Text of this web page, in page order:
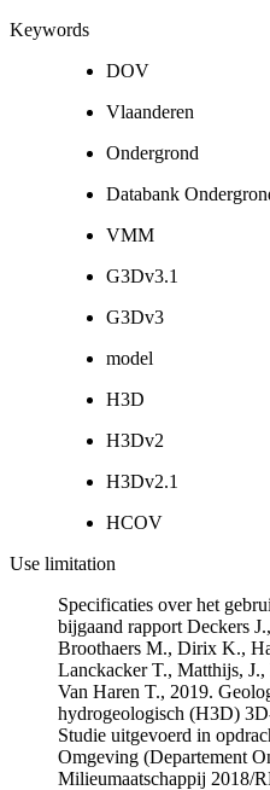
Keywords
DOV
Vlaanderen
Ondergrond
Databank
VMM
G3Dv3.1
G3Dv3
model
H3D
H3Dv2
H3Dv2.1
HCOV
Use limitation
Specificaties over het
bijgaand rapport Deckers
Broothaers M., Dirix K.,
Lanckacker T., Matthijs,
Van Haren T., 2019.
hydrogeologisch (H3D)
Studie uitgevoerd in
Omgeving (Departement
Milieumaatschappij 2018/